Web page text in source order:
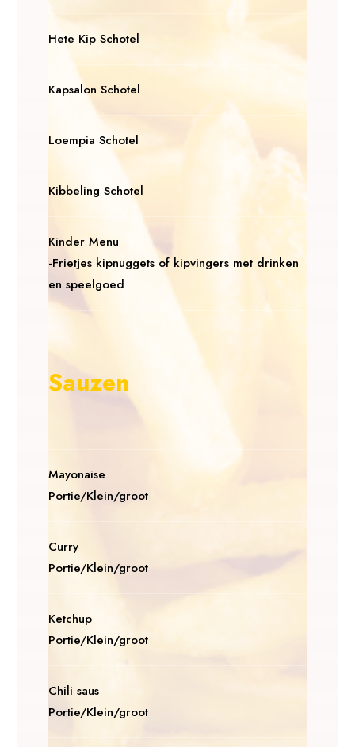
Hete Kip Schotel
Kapsalon Schotel
Loempia Schotel
Kibbeling Schotel
Kinder Menu
-Frietjes kipnuggets of kipvingers met drinken
en speelgoed
Sauzen
Mayonaise
Portie/Klein/groot
Curry
Portie/Klein/groot
Ketchup
Portie/Klein/groot
Chili saus
Portie/Klein/groot